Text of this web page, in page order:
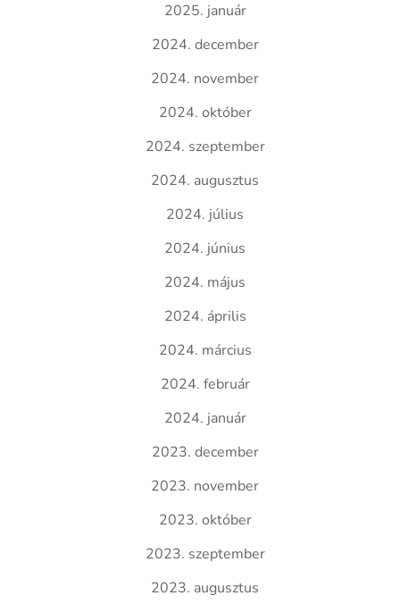
2025. január
2024. december
2024. november
2024. október
2024. szeptember
2024. augusztus
2024. július
2024. június
2024. május
2024. április
2024. március
2024. február
2024. január
2023. december
2023. november
2023. október
2023. szeptember
2023. augusztus